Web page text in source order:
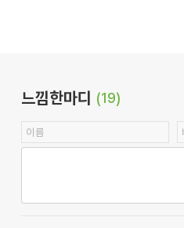
느낌한마디 (19)